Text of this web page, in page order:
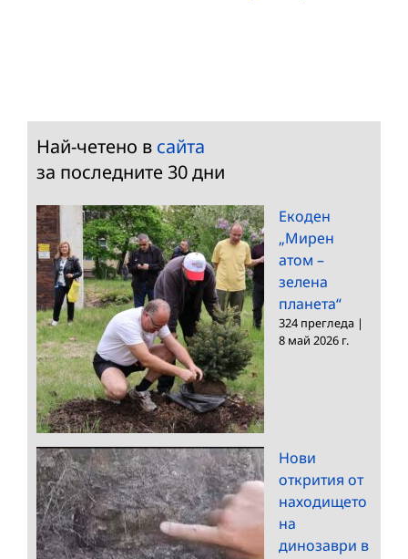
Най-четено в сайта
за последните 30 дни
Екоден
„Мирен
атом –
зелена
планета“
324 прегледа |
8 май 2026 г.
Нови
открития от
находището
на
динозаври в